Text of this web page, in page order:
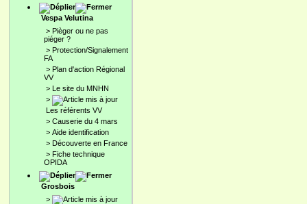
Vespa Velutina
> Pièger ou ne pas
piéger ?
> Protection/Signalement
FA
> Plan d'action Régional
VV
> Le site du MNHN
>
Les référents VV
> Causerie du 4 mars
> Aide identification
> Découverte en France
> Fiche technique
OPIDA
Grosbois
>